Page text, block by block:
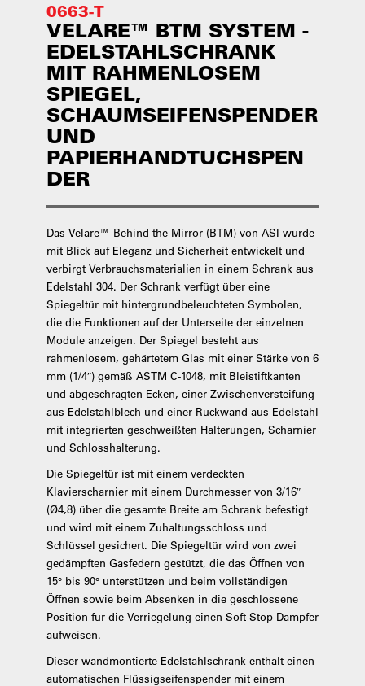
0663-T
VELARE™ BTM SYSTEM -
EDELSTAHLSCHRANK
MIT RAHMENLOSEM
SPIEGEL,
SCHAUMSEIFENSPENDER
UND
PAPIERHANDTUCHSPEN
DER
Das Velare™ Behind the Mirror (BTM) von ASI wurde
mit Blick auf Eleganz und Sicherheit entwickelt und
verbirgt Verbrauchsmaterialien in einem Schrank aus
Edelstahl 304. Der Schrank verfügt über eine
Spiegeltür mit hintergrundbeleuchteten Symbolen,
die die Funktionen auf der Unterseite der einzelnen
Module anzeigen. Der Spiegel besteht aus
rahmenlosem, gehärtetem Glas mit einer Stärke von 6
mm (1/4″) gemäß ASTM C-1048, mit Bleistiftkanten
und abgeschrägten Ecken, einer Zwischenversteifung
aus Edelstahlblech und einer Rückwand aus Edelstahl
mit integrierten geschweißten Halterungen, Scharnier
und Schlosshalterung.
Die Spiegeltür ist mit einem verdeckten
Klavierscharnier mit einem Durchmesser von 3/16″
(Ø4,8) über die gesamte Breite am Schrank befestigt
und wird mit einem Zuhaltungsschloss und
Schlüssel gesichert. Die Spiegeltür wird von zwei
gedämpften Gasfedern gestützt, die das Öffnen von
15° bis 90° unterstützen und beim vollständigen
Öffnen sowie beim Absenken in die geschlossene
Position für die Verriegelung einen Soft-Stop-Dämpfer
aufweisen.
Dieser wandmontierte Edelstahlschrank enthält einen
automatischen Flüssigseifenspender mit einem